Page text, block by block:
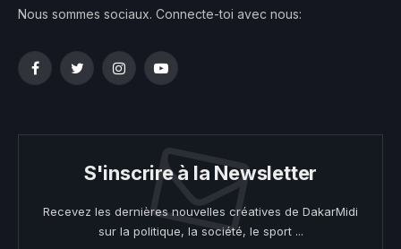
Nous sommes sociaux. Connecte-toi avec nous:
FacebookTwitterInstagramYouTube
S'inscrire à la Newsletter
Recevez les dernières nouvelles créatives de DakarMidi
sur la politique, la société, le sport ...